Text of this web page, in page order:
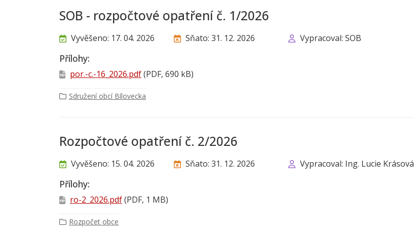
SOB - rozpočtové opatření č. 1/2026
Vyvěšeno: 17. 04. 2026 Sňato: 31. 12. 2026 Vypracoval: SOB
Přílohy:
por.-c.-16_2026.pdf(PDF, 690 kB)
Sdružení obcí Bílovecka
Rozpočtové opatření č. 2/2026
Vyvěšeno: 15. 04. 2026 Sňato: 31. 12. 2026 Vypracoval: Ing. Lucie Krásová
Přílohy:
ro-2_2026.pdf(PDF, 1 MB)
Rozpočet obce